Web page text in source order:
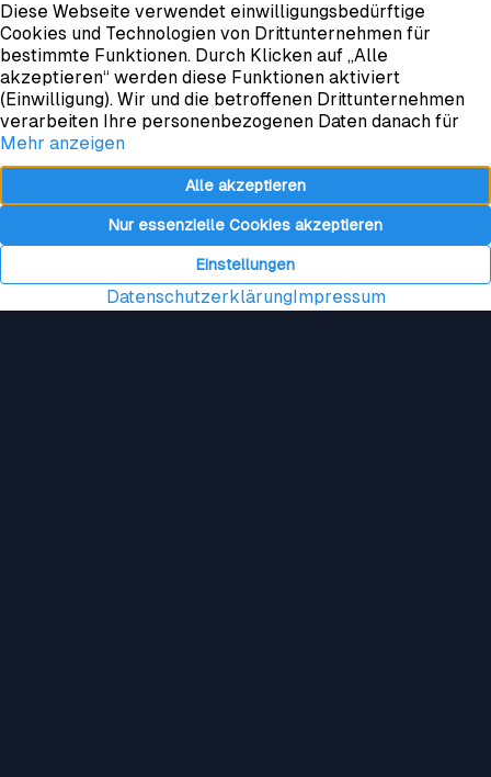
Über uns
Blog
Jobs
KundenloginSupport & Status
KontaktImpressumDatenschutz